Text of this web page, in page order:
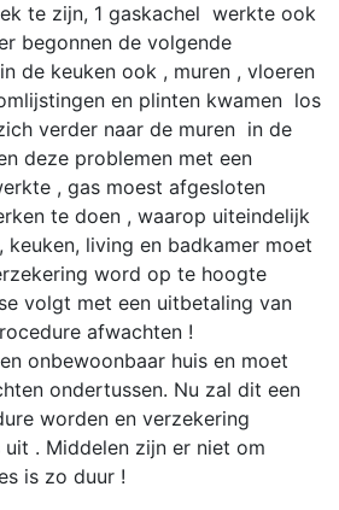
te zijn, 1 gaskachel werkte ook
begonnen de volgende
de keuken ook , muren , vloeren
en plinten kwamen los
verder naar de muren in de
deze problemen met een
, gas moest afgesloten
te doen , waarop uiteindelijk
keuken, living en badkamer moet
word op te hoogte
volgt met een uitbetaling van
afwachten !
onbewoonbaar huis en moet
ondertussen. Nu zal dit een
worden en verzekering
. Middelen zijn er niet om
is zo duur !